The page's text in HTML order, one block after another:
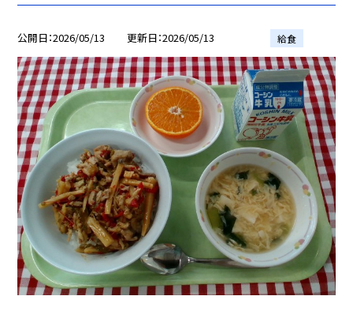
公開日 2026/05/13 更新日 2026/05/13 給食